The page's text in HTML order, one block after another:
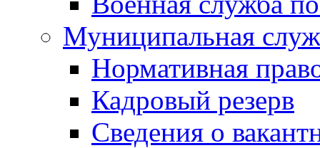
Муниципальная
Нормативная
Кадровый резерв
Сведения о